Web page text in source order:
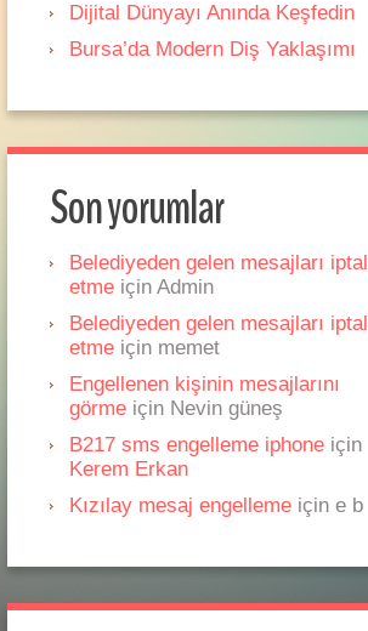
Dijital Dünyayı Anında Keşfedin
Bursa’da Modern Diş Yaklaşımı
Son yorumlar
Belediyeden gelen mesajları iptal
etme için Admin
Belediyeden gelen mesajları iptal
etme için memet
Engellenen kişinin mesajlarını
görme için Nevin güneş
B217 sms engelleme iphone için
Kerem Erkan
Kızılay mesaj engelleme için e b